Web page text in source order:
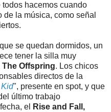
hacemos cuando
la música, como señal
se quedan dormidos, un
tener la silla muy
The Offspring. Los chicos
directos de la
Kid", presente en spot, y que
último trabajo
el
Rise and Fall,